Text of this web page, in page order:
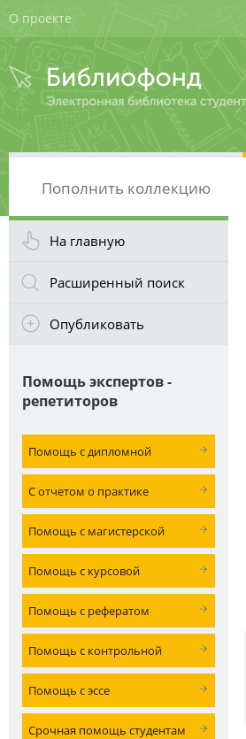
О проекте
Пополнить коллекцию
На главную
Расширенный поиск
Опубликовать
Помощь экспертов -
репетиторов
Помощь с дипломной
С отчетом о практике
Помощь с магистерской
Помощь с курсовой
Помощь с рефератом
Помощь с контрольной
Помощь с эссе
Срочная помощь студентам